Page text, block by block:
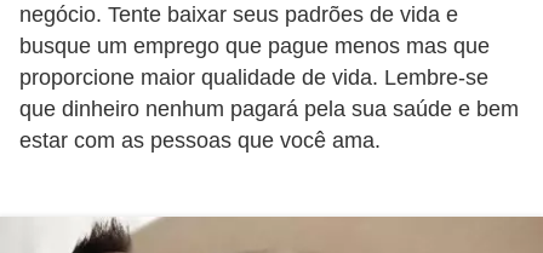
negócio. Tente baixar seus padrões de vida e
busque um emprego que pague menos mas que
proporcione maior qualidade de vida. Lembre-se
que dinheiro nenhum pagará pela sua saúde e bem
estar com as pessoas que você ama.
s
P
é
s
m